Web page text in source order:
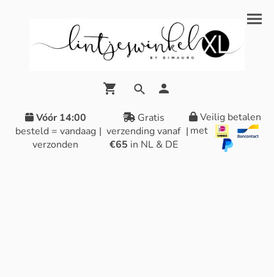
Vóór 14:00
besteld = vandaag
verzonden
|
Gratis
verzending vanaf
€65 in NL & DE
|
Veilig betalen
met